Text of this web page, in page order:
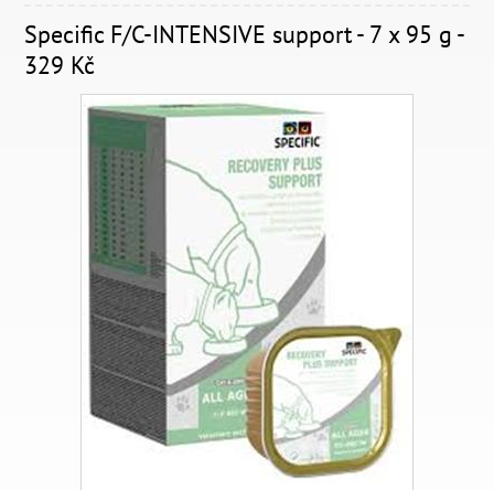
Specific F/C-INTENSIVE support - 7 x 95 g -
329 Kč